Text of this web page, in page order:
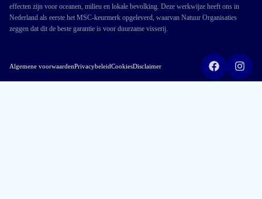
effecten zijn voor oceanen, milieu en lokale bevolking. Deze werkwijze heeft ons in
Nederland als eerste het MSC-keurmerk opgeleverd, waarvan Natuur Organisaties
zeggen dat dit de beste garantie is voor duurzame visserij.
Algemene voorwaardenPrivacybeleidCookiesDisclaimer